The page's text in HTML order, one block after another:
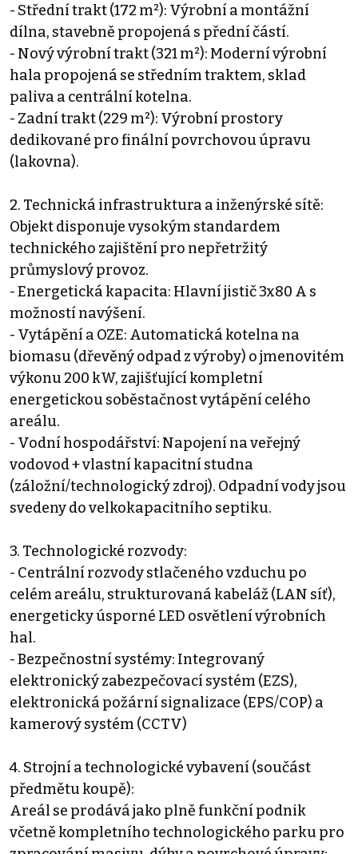
- Střední trakt (172 m²): Výrobní a montážní
dílna, stavebně propojená s přední částí.
- Nový výrobní trakt (321 m²): Moderní výrobní
hala propojená se středním traktem, sklad
paliva a centrální kotelna.
- Zadní trakt (229 m²): Výrobní prostory
dedikované pro finální povrchovou úpravu
(lakovna).
2. Technická infrastruktura a inženýrské sítě:
Objekt disponuje vysokým standardem
technického zajištění pro nepřetržitý
průmyslový provoz.
- Energetická kapacita: Hlavní jistič 3x80 A s
možností navýšení.
- Vytápění a OZE: Automatická kotelna na
biomasu (dřevěný odpad z výroby) o jmenovitém
výkonu 200 kW, zajišťující kompletní
energetickou soběstačnost vytápění celého
areálu.
- Vodní hospodářství: Napojení na veřejný
vodovod + vlastní kapacitní studna
(záložní/technologický zdroj). Odpadní vody jsou
svedeny do velkokapacitního septiku.
3. Technologické rozvody:
- Centrální rozvody stlačeného vzduchu po
celém areálu, strukturovaná kabeláž (LAN síť),
energeticky úsporné LED osvětlení výrobních
hal.
- Bezpečnostní systémy: Integrovaný
elektronický zabezpečovací systém (EZS),
elektronická požární signalizace (EPS/COP) a
kamerový systém (CCTV)
4. Strojní a technologické vybavení (součást
předmětu koupě):
Areál se prodává jako plně funkční podnik
včetně kompletního technologického parku pro